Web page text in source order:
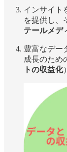
インサイト
を提供し、
テールメデ
豊富なデー
成長のため
トの収益化